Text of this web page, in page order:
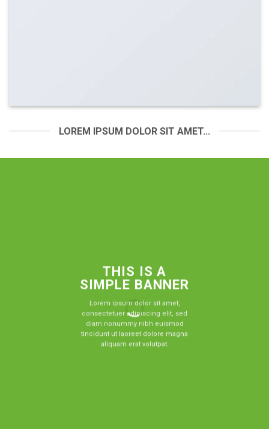
LOREM IPSUM DOLOR SIT AMET...
THIS IS A
SIMPLE BANNER
Lorem ipsum dolor sit amet,
consectetuer adipiscing elit, sed
diam nonummy nibh euismod
tincidunt ut laoreet dolore magna
aliquam erat volutpat.